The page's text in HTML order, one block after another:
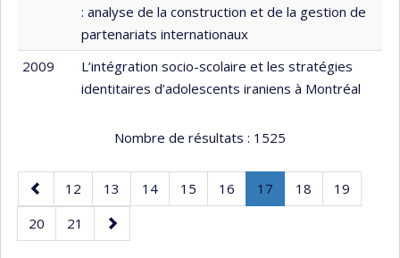
: analyse de la construction et de la gestion de
partenariats internationaux
2009
L’intégration socio-scolaire et les stratégies
identitaires d’adolescents iraniens à Montréal
Nombre de résultats : 1525
Page
précédente
Page
12 Page
13 Page
14 Page
15 Page
16 Page
17
Page
Page
18 Page
19
Page
20 Page
21
Page
suivante